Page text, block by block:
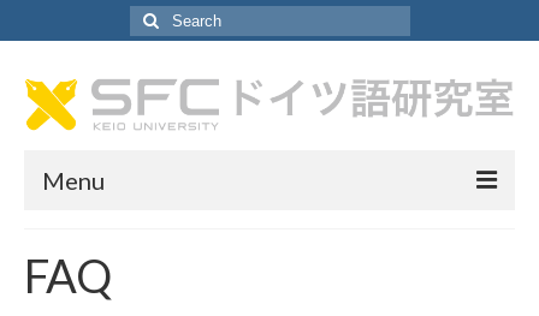
Search
for:
Menu
ドイツ語研究室について
FAQ